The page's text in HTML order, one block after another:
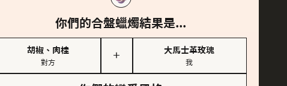
你們的合盤蠟燭結果是...
胡椒、肉桂
對方
＋
大馬士革玫瑰
我